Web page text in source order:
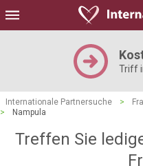
Triff
Internationale Partnersuche >
>
Nampula
Treffen Sie